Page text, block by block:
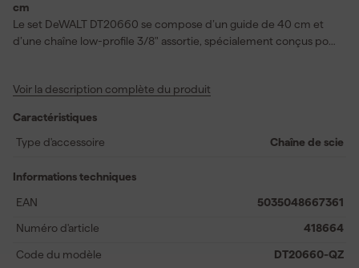
cm
Le set DeWALT DT20660 se compose d’un guide de 40 cm et
d’une chaîne low-profile 3/8" assortie, spécialement conçus pour
branches à la découpe de troncs plus épais. Grâce à la
chaîne, assurant ainsi une lubrification constante et une usure
réduite. Le set provient de la marque Oregon®, reconnue pour sa
facilement, afin que vous puissiez commencer immédiatement à
Voir la description complète du produit
Caractéristiques
Type d'accessoire
Chaîne de scie
Informations techniques
EAN
5035048667361
Numéro d'article 418664
Code du modèle DT20660-QZ